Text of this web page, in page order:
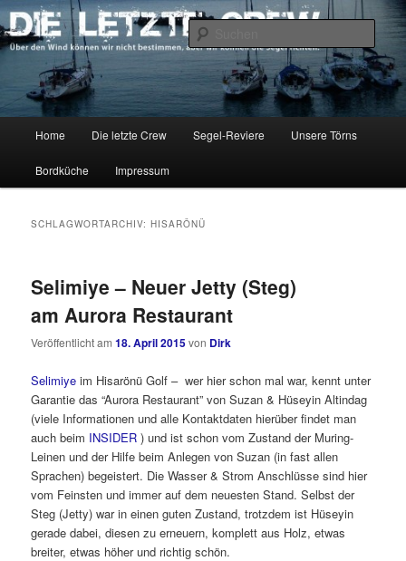
Zum
primären
Inhalt
Zum
sekundären
Inhalt
DIE LETZTE CREW
Über den Wind können wir nicht bestimmen, aber wir können die Segel
richten.
Home Die letzte Crew Segel-Reviere Unsere Törns
Bordküche Impressum
SCHLAGWORTARCHIV:HISARÖNÜ
Selimiye – Neuer Jetty (Steg)
am Aurora Restaurant
Veröffentlicht am18. April 2015von Dirk
Selimiye im Hisarönü Golf – wer hier schon mal war, kennt unter
Garantie das “Aurora Restaurant” vonSuzan & Hüseyin Altindag
(viele Informationen und alle Kontaktdaten hierüber findet man
auch beim INSIDER ) und ist schon vom Zustand der Muring-
Leinen und der Hilfe beim Anlegen von Suzan (in fast allen
Sprachen) begeistert. Die Wasser & Strom Anschlüsse sind hier
vom Feinsten und immer auf dem neuesten Stand. Selbst der
Steg (Jetty) war in einen guten Zustand, trotzdem ist Hüseyin
gerade dabei, diesen zu erneuern, komplett aus Holz, etwas
breiter, etwas höher und richtig schön.